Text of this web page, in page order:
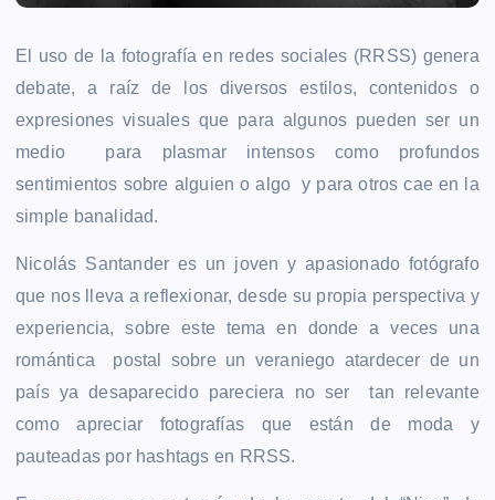
El uso de la fotografía en redes sociales (RRSS) genera
debate, a raíz de los diversos estilos, contenidos o
expresiones visuales que para algunos pueden ser un
medio para plasmar intensos como profundos
sentimientos sobre alguien o algo y para otros cae en la
simple banalidad.
Nicolás Santander es un joven y apasionado fotógrafo
que nos lleva a reflexionar, desde su propia perspectiva y
experiencia, sobre este tema en donde a veces una
romántica postal sobre un veraniego atardecer de un
país ya desaparecido pareciera no ser tan relevante
como apreciar fotografías que están de moda y
pauteadas por hashtags en RRSS.